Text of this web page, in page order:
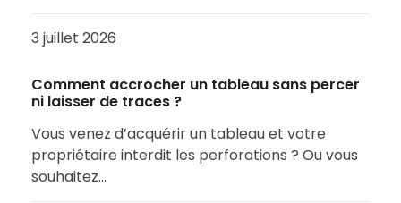
3 juillet 2026
Comment accrocher un tableau sans percer
ni laisser de traces ?
Vous venez d’acquérir un tableau et votre
propriétaire interdit les perforations ? Ou vous
souhaitez…